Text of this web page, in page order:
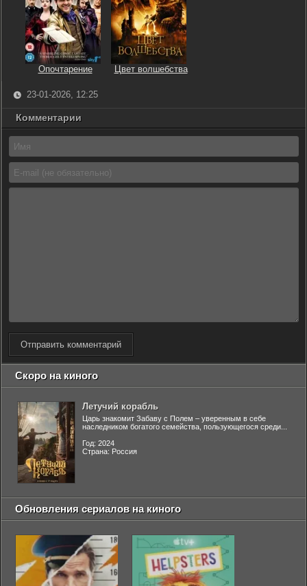
Опочтарение Цвет волшебства
23-01-2026, 12:25
Комментарии
Отправить комментарий
Скоро на киного
Летучий корабль
Царь знакомит Забаву с Полем – уверенным в себе
наследником богатого семейства, пользующегося среди...
Год: 2024
Страна: Россия
Обновления сериалов на киного